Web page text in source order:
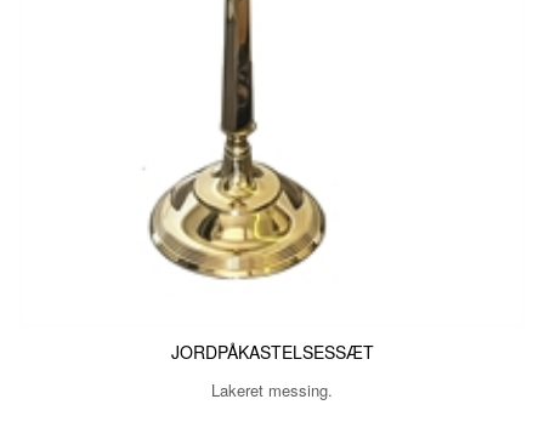
JORDPÅKASTELSESSÆT
Lakeret messing.